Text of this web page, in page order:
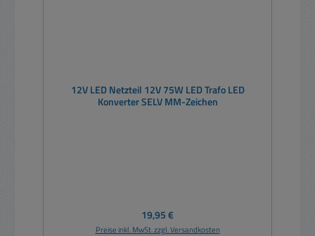
12V LED Netzteil 12V 75W LED Trafo LED
Konverter SELV MM-Zeichen
Regulärer Preis:
19,95 €
Preise inkl. MwSt. zzgl. Versandkosten